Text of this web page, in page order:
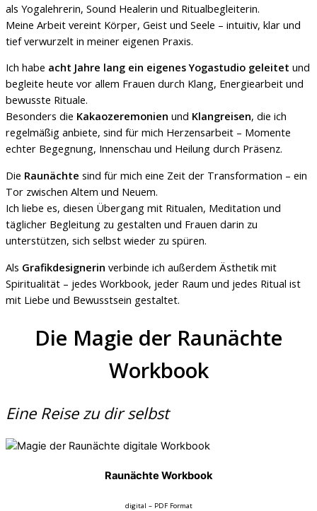
als Yogalehrerin, Sound Healerin und Ritualbegleiterin.
Meine Arbeit vereint Körper, Geist und Seele – intuitiv, klar und
tief verwurzelt in meiner eigenen Praxis.
Ich habe acht Jahre lang ein eigenes Yogastudio geleitet und
begleite heute vor allem Frauen durch Klang, Energiearbeit und
bewusste Rituale.
Besonders die Kakaozeremonien und Klangreisen, die ich
regelmäßig anbiete, sind für mich Herzensarbeit – Momente
echter Begegnung, Innenschau und Heilung durch Präsenz.
Die Raunächte sind für mich eine Zeit der Transformation – ein
Tor zwischen Altem und Neuem.
Ich liebe es, diesen Übergang mit Ritualen, Meditation und
täglicher Begleitung zu gestalten und Frauen darin zu
unterstützen, sich selbst wieder zu spüren.
Als Grafikdesignerin verbinde ich außerdem Ästhetik mit
Spiritualität – jedes Workbook, jeder Raum und jedes Ritual ist
mit Liebe und Bewusstsein gestaltet.
Die Magie der Raunächte
Workbook
Eine Reise zu dir selbst
Raunächte Workbook
digital – PDF Format